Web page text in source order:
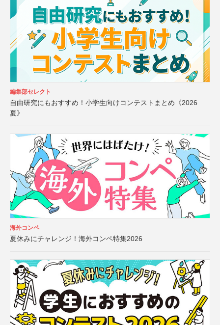
編集部セレクト
自由研究にもおすすめ！小学生向けコンテストまとめ《2026
夏》
海外コンペ
夏休みにチャレンジ！海外コンペ特集2026